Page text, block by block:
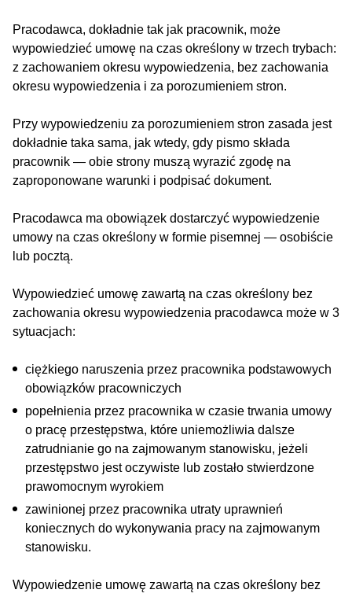
Pracodawca, dokładnie tak jak pracownik, może
wypowiedzieć umowę na czas określony w trzech trybach:
z zachowaniem okresu wypowiedzenia, bez zachowania
okresu wypowiedzenia i za porozumieniem stron.
Przy wypowiedzeniu za porozumieniem stron zasada jest
dokładnie taka sama, jak wtedy, gdy pismo składa
pracownik — obie strony muszą wyrazić zgodę na
zaproponowane warunki i podpisać dokument.
Pracodawca ma obowiązek dostarczyć wypowiedzenie
umowy na czas określony w formie pisemnej — osobiście
lub pocztą.
Wypowiedzieć umowę zawartą na czas określony bez
zachowania okresu wypowiedzenia pracodawca może w 3
sytuacjach:
ciężkiego naruszenia przez pracownika podstawowych
obowiązków pracowniczych
popełnienia przez pracownika w czasie trwania umowy
o pracę przestępstwa, które uniemożliwia dalsze
zatrudnianie go na zajmowanym stanowisku, jeżeli
przestępstwo jest oczywiste lub zostało stwierdzone
prawomocnym wyrokiem
zawinionej przez pracownika utraty uprawnień
koniecznych do wykonywania pracy na zajmowanym
stanowisku.
Wypowiedzenie umowę zawartą na czas określony bez